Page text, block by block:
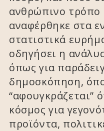
ανθρώπινο τρόπο
αναφέρθηκε στα
στατιστικά
οδηγήσει η
όπως για
δημοσκόπηση,
“αφουγκράζεται”
κόσμος για
προϊόντα,